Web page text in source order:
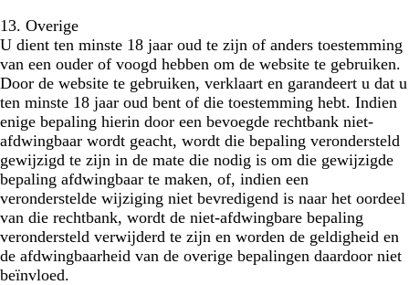
13. Overige
U dient ten minste 18 jaar oud te zijn of anders toestemming
van een ouder of voogd hebben om de website te gebruiken.
Door de website te gebruiken, verklaart en garandeert u dat u
ten minste 18 jaar oud bent of die toestemming hebt. Indien
enige bepaling hierin door een bevoegde rechtbank niet-
afdwingbaar wordt geacht, wordt die bepaling verondersteld
gewijzigd te zijn in de mate die nodig is om die gewijzigde
bepaling afdwingbaar te maken, of, indien een
veronderstelde wijziging niet bevredigend is naar het oordeel
van die rechtbank, wordt de niet-afdwingbare bepaling
verondersteld verwijderd te zijn en worden de geldigheid en
de afdwingbaarheid van de overige bepalingen daardoor niet
beïnvloed.